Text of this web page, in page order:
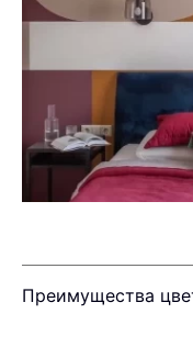
Преимущества